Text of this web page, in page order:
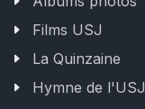
Films USJ
La Quinzaine
Hymne de l'USJ